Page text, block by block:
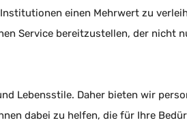
einen Mehrwert zu
Service bereitzustellen, der nicht
Lebensstile. Daher bieten wir
dabei zu helfen, die für Ihre